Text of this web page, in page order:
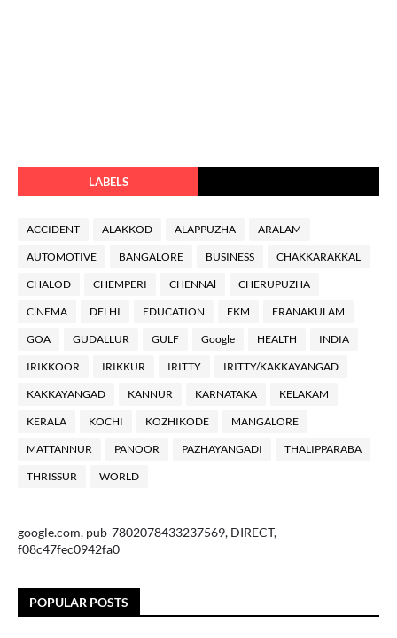
LABELS
ACCIDENT ALAKKOD ALAPPUZHA ARALAM
AUTOMOTIVE BANGALORE BUSINESS CHAKKARAKKAL
CHALOD CHEMPERI CHENNAl CHERUPUZHA
ClNEMA DELHI EDUCATION EKM ERANAKULAM
GOA GUDALLUR GULF Google HEALTH INDIA
IRIKKOOR IRIKKUR IRITTY IRITTY/KAKKAYANGAD
KAKKAYANGAD KANNUR KARNATAKA KELAKAM
KERALA KOCHI KOZHIKODE MANGALORE
MATTANNUR PANOOR PAZHAYANGADI THALIPPARABA
THRISSUR WORLD
google.com, pub-7802078433237569, DIRECT,
f08c47fec0942fa0
POPULAR POSTS